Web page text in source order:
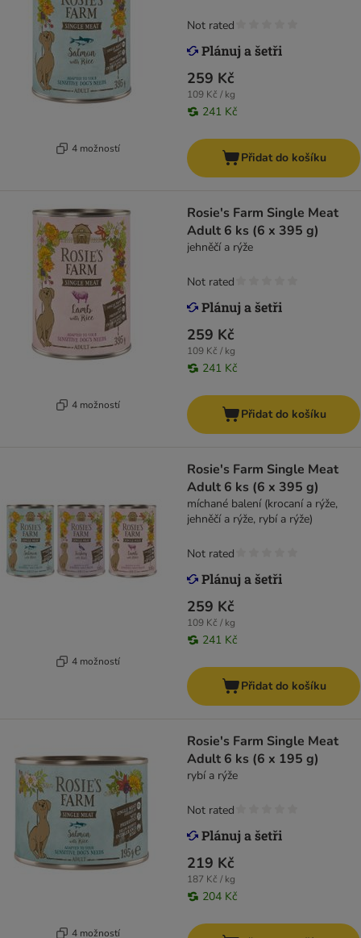
4 možností
259 Kč
109 Kč / kg
241 Kč
Not rated
Přidat do košíku
4 možností
Rosie's Farm Single Meat
Adult 6 ks (6 x 395 g)
jehněčí a rýže
259 Kč
109 Kč / kg
241 Kč
Not rated
Přidat do košíku
4 možností
Rosie's Farm Single Meat
Adult 6 ks (6 x 395 g)
míchané balení (krocaní a rýže,
jehněčí a rýže, rybí a rýže)
259 Kč
109 Kč / kg
241 Kč
Not rated
Přidat do košíku
4 možností
Rosie's Farm Single Meat
Adult 6 ks (6 x 195 g)
rybí a rýže
219 Kč
187 Kč / kg
204 Kč
Not rated